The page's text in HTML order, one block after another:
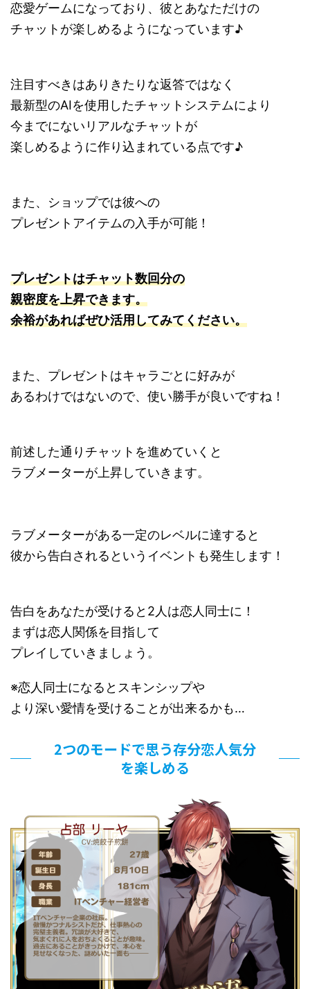
恋愛ゲームになっており、彼とあなただけの
チャットが楽しめるようになっています♪
注目すべきはありきたりな返答ではなく
最新型のAIを使用したチャットシステムにより
今までにないリアルなチャットが
楽しめるように作り込まれている点です♪
また、ショップでは彼への
プレゼントアイテムの入手が可能！
プレゼントはチャット数回分の
親密度を上昇できます。
余裕があればぜひ活用してみてください。
また、プレゼントはキャラごとに好みが
あるわけではないので、使い勝手が良いですね！
前述した通りチャットを進めていくと
ラブメーターが上昇していきます。
ラブメーターがある一定のレベルに達すると
彼から告白されるというイベントも発生します！
告白をあなたが受けると2人は恋人同士に！
まずは恋人関係を目指して
プレイしていきましょう。
※恋人同士になるとスキンシップや
より深い愛情を受けることが出来るかも…
2つのモードで思う存分恋人気分
を楽しめる